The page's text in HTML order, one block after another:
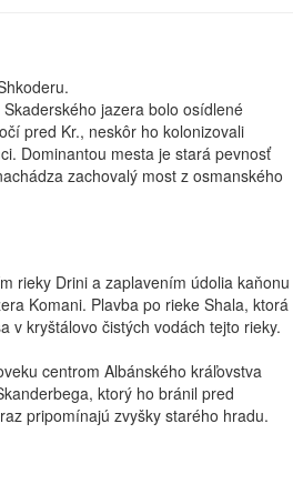
jazera bolo osídlené
pred Kr., neskôr ho kolonizovali
Dominantou mesta je stará pevnosť
zachovalý most z osmanského
rieky Drini a zaplavením údolia kaňonu
Komani. Plavba po rieke Shala, ktorá
v kryštálovo čistých vodách tejto rieky.
centrom Albánského kráľovstva
ktorý ho bránil pred
pripomínajú zvyšky starého hradu.